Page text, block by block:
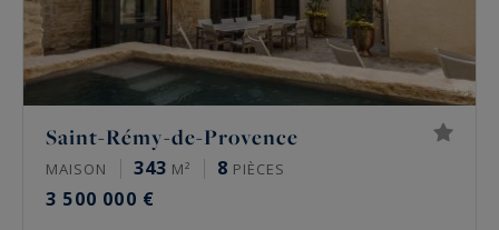
Saint-Rémy-de-Provence
MAISON 343 M² 8 PIÈCES
3 500 000 €